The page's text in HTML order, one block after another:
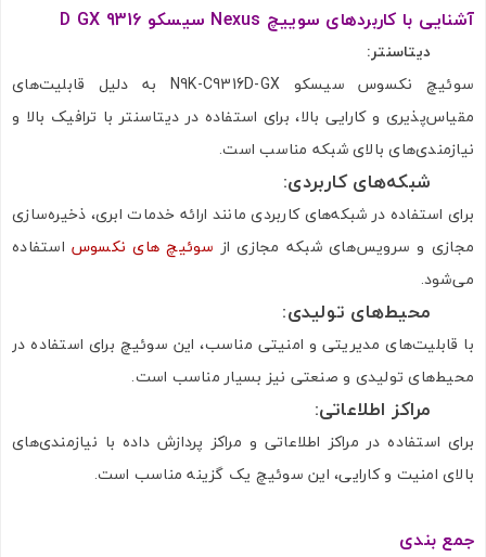
آشنایی با کاربردهای سوییچ Nexus سیسکو 9316 D GX
دیتاسنتر:
سوئیچ نکسوس سیسکو N9K-C9316D-GX به دلیل قابلیت‌های
مقیاس‌پذیری و کارایی بالا، برای استفاده در دیتاسنتر با ترافیک بالا و
نیازمندی‌های بالای شبکه مناسب است.
شبکه‌های کاربردی:
برای استفاده در شبکه‌های کاربردی مانند ارائه خدمات ابری، ذخیره‌سازی
مجازی و سرویس‌های شبکه مجازی از سوئیچ های نکسوس استفاده
می‌شود.
محیط‌های تولیدی:
با قابلیت‌های مدیریتی و امنیتی مناسب، این سوئیچ برای استفاده در
محیط‌های تولیدی و صنعتی نیز بسیار مناسب است.
مراکز اطلاعاتی:
برای استفاده در مراکز اطلاعاتی و مراکز پردازش داده با نیازمندی‌های
بالای امنیت و کارایی، این سوئیچ یک گزینه مناسب است.
جمع بندی
اشتراک گذاری در شبکه های اجتماعی
ارسال به ایمیل
ارسال
تصاویر رسمی